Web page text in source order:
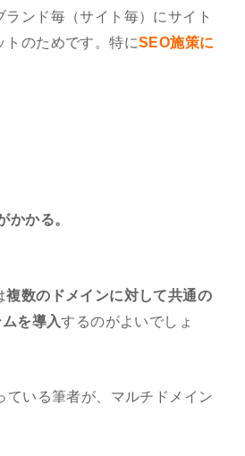
ンド毎（サイト毎）にサイト
トのためです。特にSEO施策に
かかる。
複数のドメインに対して共通の
を導入するのがよいでしょ
いる筆者が、マルチドメイン